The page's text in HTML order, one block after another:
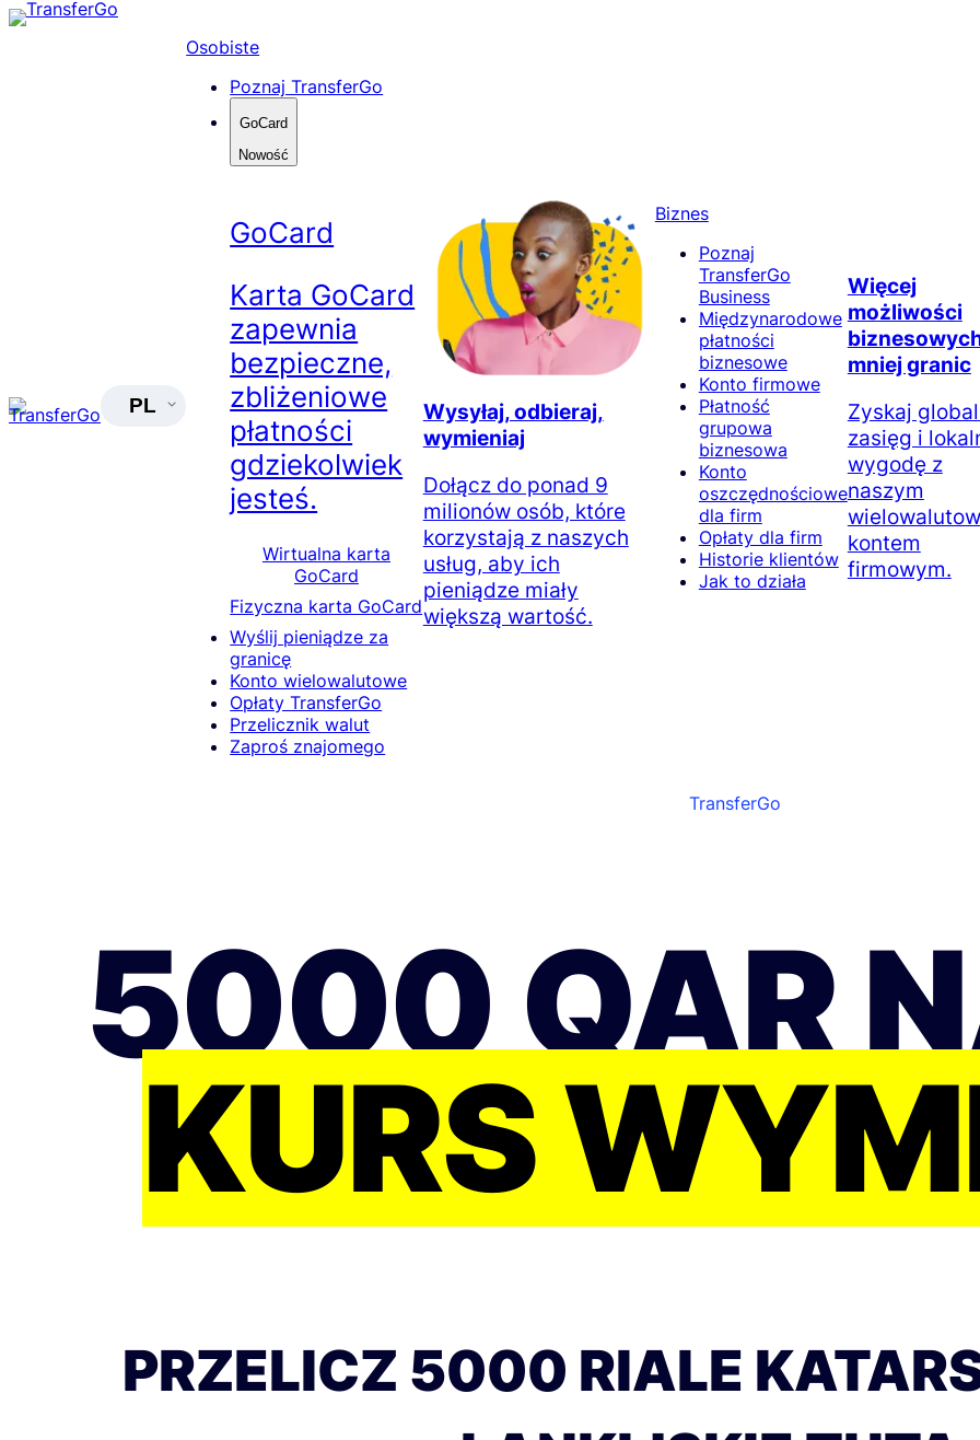
Skip
PL
Osobiste
Poznaj TransferGo
GoCard
Nowość
GoCard
Karta GoCard
zapewnia
bezpieczne,
zbliżeniowe
płatności
gdziekolwiek
jesteś.
Wirtualna karta
GoCard
Fizyczna karta GoCard
Wyślij pieniądze za
granicę
Konto wielowalutowe
Opłaty TransferGo
Przelicznik walut
Zaproś znajomego
Wysyłaj, odbieraj,
wymieniaj
Dołącz do ponad 9
milionów osób, które
korzystają z naszych
usług, aby ich
pieniądze miały
większą wartość.
Biznes
Poznaj
TransferGo
Business
Międzynarodowe
płatności
biznesowe
Konto firmowe
Płatność
grupowa
biznesowa
Konto
oszczędnościowe
dla firm
Opłaty dla firm
Historie klientów
Jak to działa
Więcej
możliwości
mniej granic
Zyskaj
zasięg i
wygodę z
naszym
kontem
firmowym.
TransferGo
5000 QAR
KURS
PRZELICZ 5000 RIALE